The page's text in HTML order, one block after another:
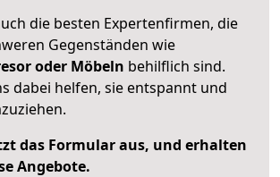
die besten Expertenfirmen, die
Gegenständen wie
oder Möbeln behilflich sind.
dabei helfen, sie entspannt und
das Formular aus, und erhalten
Angebote.